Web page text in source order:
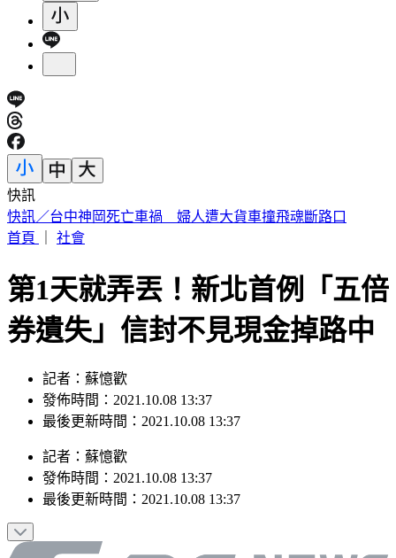
快訊
快訊／疑涉原鄉工程貪汙案 高雄市議員范織欽遭檢調約談
首頁
社會
第1天就弄丟！新北首例「五倍
券遺失」信封不見現金掉路中
記者：蘇憶歡
發佈時間：2021.10.08 13:37
最後更新時間：2021.10.08 13:37
記者 ： 蘇憶歡
發佈時間： 2021.10.08 13:37
最後更新時間： 2021.10.08 13:37